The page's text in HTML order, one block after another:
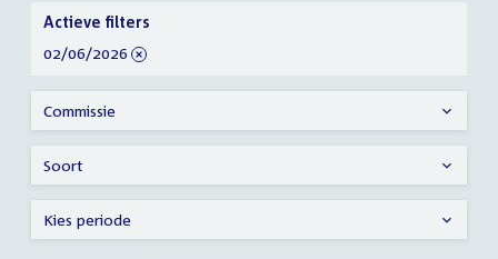
Verfijn
uw
resultaten
Actieve filters
verwijder
02/06/2026
Commissie
Soort
Kies periode